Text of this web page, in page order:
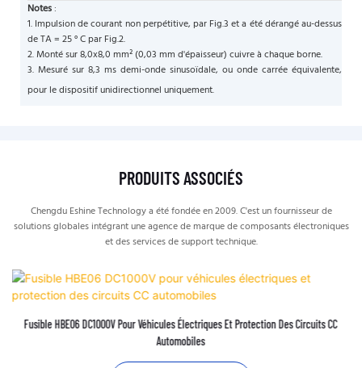
Notes:
1. Impulsion de courant non perpétitive, par Fig.3 et a été dérangé au-dessus
de TA = 25 ° C par Fig.2.
2. Monté sur 8,0x8,0 mm² (0,03 mm d'épaisseur) cuivre à chaque borne.
3. Mesuré sur 8,3 ms demi-onde sinusoïdale, ou onde carrée équivalente,
pour le dispositif unidirectionnel uniquement.
PRODUITS ASSOCIÉS
Chengdu Eshine Technology a été fondée en 2009. C'est un fournisseur de
solutions globales intégrant une agence de marque de composants électroniques
et des services de support technique.
Fusible HBE06 DC1000V Pour Véhicules Électriques Et Protection Des Circuits CC
Automobiles